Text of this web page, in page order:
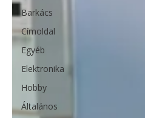
Barkács
Címoldal
Egyéb
Elektronika
Hobby
Általános